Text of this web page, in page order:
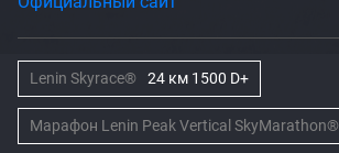
Lenin Skyrace® 24 км 1500 D+
Марафон Lenin Peak Vertical SkyMarathon®